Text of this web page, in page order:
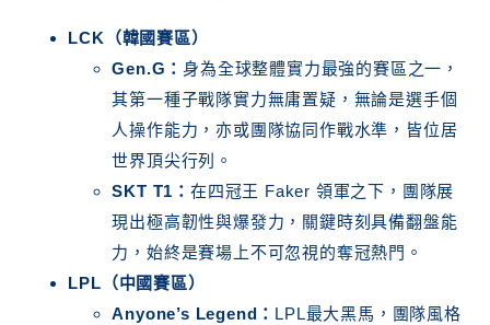
LCK（韓國賽區）
Gen.G：身為全球整體實力最強的賽區之一，
其第一種子戰隊實力無庸置疑，無論是選手個
人操作能力，亦或團隊協同作戰水準，皆位居
世界頂尖行列。
SKT T1： 在四冠王 Faker 領軍之下，團隊展
現出極高韌性與爆發力，關鍵時刻具備翻盤能
力，始終是賽場上不可忽視的奪冠熱門。
LPL（中國賽區）
Anyone’s Legend： LPL最大黑馬，團隊風格